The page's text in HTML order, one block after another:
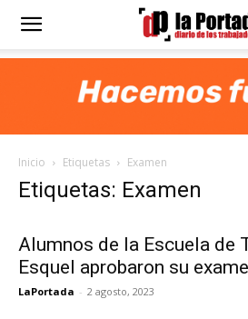
Diario
Portada
Inicio Etiquetas Examen
Etiquetas: Examen
Alumnos de la Escuela de
Esquel aprobaron su
LaPortada - 2 agosto, 2023